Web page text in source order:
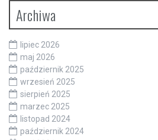
Archiwa
lipiec 2026
maj 2026
październik 2025
wrzesień 2025
sierpień 2025
marzec 2025
listopad 2024
październik 2024